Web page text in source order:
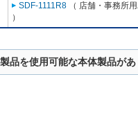
SDF-1111R8 （ 店舗・事務所
）
品を使用可能な本体製品が